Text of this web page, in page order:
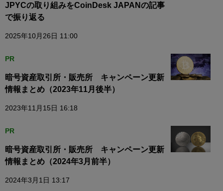
JPYCの取り組みをCoinDesk JAPANの記事
で振り返る
2025年10月26日 11:00
PR
暗号資産取引所・販売所 キャンペーン更新
情報まとめ（2023年11月後半）
2023年11月15日 16:18
PR
暗号資産取引所・販売所 キャンペーン更新
情報まとめ（2024年3月前半）
2024年3月1日 13:17